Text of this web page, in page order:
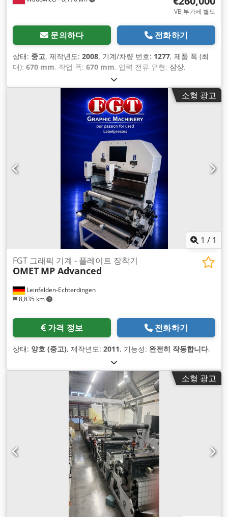
VB 부가세 별도
문의하다 전화하기
상태: 중고, 제작년도: 2008, 기계/차량 번호: 1277, 제품 폭 (최
대): 670 mm, 작업 폭: 670 mm, 입력 전류 유형: 삼상,
소형 광고
1 / 1
Leinfelden-Echterdingen
8,835 km
FGT 그래픽 기계 - 플레이트 장착기
OMET MP Advanced
가격 정보 전화하기
상태: 양호 (중고), 제작년도: 2011, 기능성: 완전히 작동합니다,
소형 광고